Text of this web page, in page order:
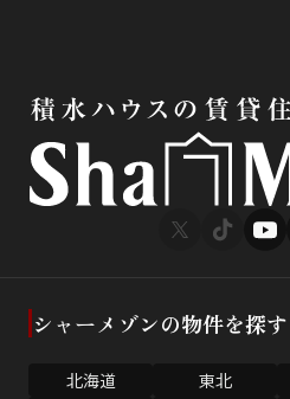
シャーメゾンの物件を探す
北海道 東北